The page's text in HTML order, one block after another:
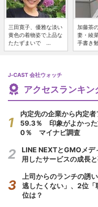
三田寛子、優雅な淡い
黄色の着物姿で上品な
たたずまいで ...
加藤茶
妻・綾
手書き
J-CAST 会社ウォッチ
アクセスランキン
内定先の企業から内定
59.3％ 印象がよかった
0％ マイナビ調査
LINE NEXTとGMOメ
用したサービスの成長
上司からのランチの
逃したくない」、2位「
位は？